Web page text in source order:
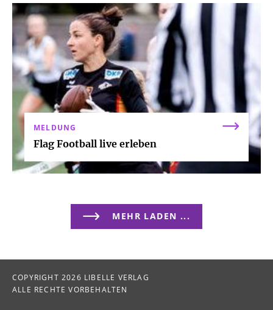
MELDUNG
Flag Football live erleben
MEHR LADEN ...
COPYRIGHT 2026 LIBELLE VERLAG
ALLE RECHTE VORBEHALTEN